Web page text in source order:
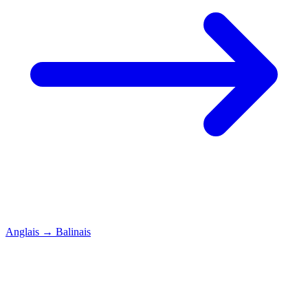
Anglais → Balinais